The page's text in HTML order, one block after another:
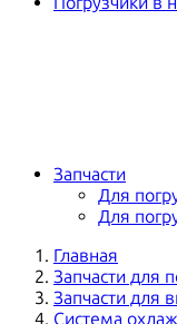
Запчасти
Для
Для
Главная
Запчасти для
Запчасти для
Система